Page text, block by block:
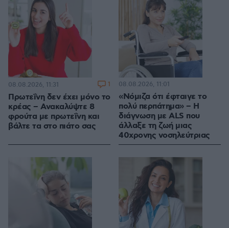
Πρωτεΐνη δεν έχει μόνο το
κρέας – Ανακαλύψτε 8
φρούτα με πρωτεΐνη και
βάλτε τα στο πιάτο σας
08.08.2026, 11:31 1
«Νόμιζα ότι έφταιγε το
πολύ περπάτημα» – Η
διάγνωση με ALS που
άλλαξε τη ζωή μιας
40χρονης νοσηλεύτριας
08.08.2026, 11:01